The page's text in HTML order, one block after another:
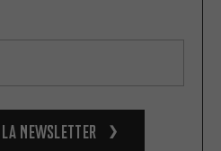
la newsletter